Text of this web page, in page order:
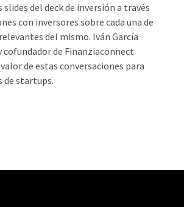
slides del deck de inversión a través
con inversores sobre cada una de
del mismo. Iván García
cofundador de Finanziaconnect
de estas conversaciones para
de startups.